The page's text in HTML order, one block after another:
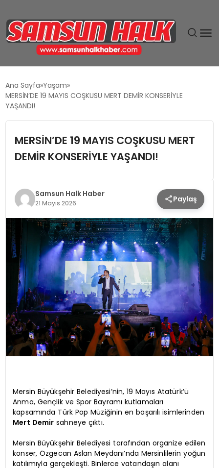
EĞITIM
GÜNDEM
SIYASET
SPOR
TEKNOLOJI
YAŞAM
Ana Sayfa Yaşam
MERSİN’DE 19 MAYIS COŞKUSU MERT DEMİR KONSERİYLE
YAŞANDI!
MERSİN’DE 19 MAYIS COŞKUSU MERT
DEMİR KONSERİYLE YAŞANDI!
Samsun Halk Haber
21 Mayıs 2026 Paylaş
Mersin Büyükşehir Belediyesi’nin, 19 Mayıs Atatürk’ü
Anma, Gençlik ve Spor Bayramı kutlamaları
kapsamında Türk Pop Müziğinin en başarılı isimlerinden
Mert Demir sahneye çıktı.
Mersin Büyükşehir Belediyesi tarafından organize edilen
konser, Özgecan Aslan Meydanı’nda Mersinlilerin yoğun
katılımıyla gerçekleşti. Binlerce vatandaşın alanı